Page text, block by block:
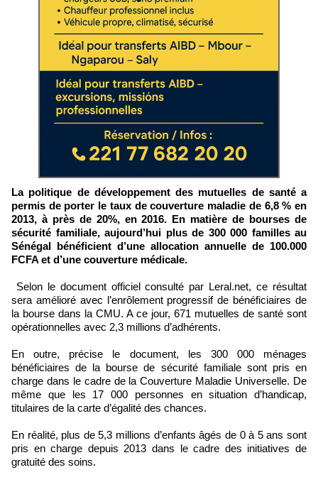
La politique de développement des mutuelles de santé a
permis de porter le taux de couverture maladie de 6,8 % en
2013, à près de 20%, en 2016. En matière de bourses de
sécurité familiale, aujourd’hui plus de 300 000 familles au
Sénégal bénéficient d’une allocation annuelle de 100.000
FCFA et d’une couverture médicale.
Selon le document officiel consulté par Leral.net, ce résultat
sera amélioré avec l’enrôlement progressif de bénéficiaires de
la bourse dans la CMU. A ce jour, 671 mutuelles de santé sont
opérationnelles avec 2,3 millions d’adhérents.
En outre, précise le document, les 300 000 ménages
bénéficiaires de la bourse de sécurité familiale sont pris en
charge dans le cadre de la Couverture Maladie Universelle. De
même que les 17 000 personnes en situation d’handicap,
titulaires de la carte d’égalité des chances.
En réalité, plus de 5,3 millions d’enfants âgés de 0 à 5 ans sont
pris en charge depuis 2013 dans le cadre des initiatives de
gratuité des soins.